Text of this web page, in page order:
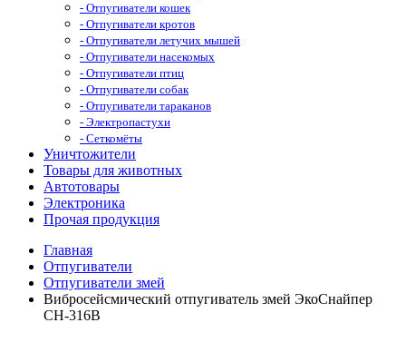
- Отпугиватели кошек
- Отпугиватели кротов
- Отпугиватели летучих мышей
- Отпугиватели насекомых
- Отпугиватели птиц
- Отпугиватели собак
- Отпугиватели тараканов
- Электропастухи
- Сеткомёты
Уничтожители
Товары для животных
Автотовары
Электроника
Прочая продукция
Главная
Отпугиватели
Отпугиватели змей
Вибросейсмический отпугиватель змей ЭкоСнайпер
CH-316B